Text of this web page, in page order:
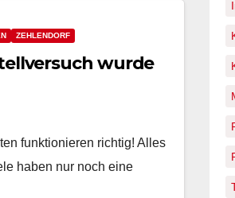
ZEHLENDORF
wurde
funktionieren richtig! Alles
haben nur noch eine